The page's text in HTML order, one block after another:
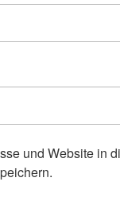
und Website in